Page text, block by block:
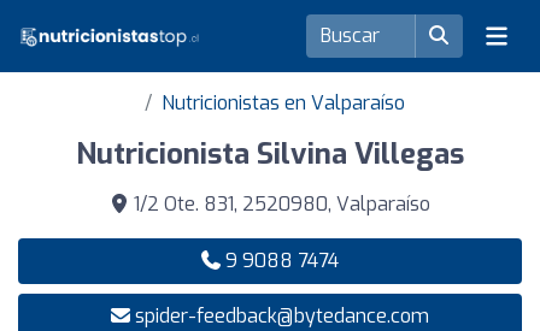
Nutricionistas en Valparaíso
Nutricionista Silvina Villegas
1/2 Ote. 831, 2520980, Valparaíso
9 9088 7474
spider-feedback@bytedance.com